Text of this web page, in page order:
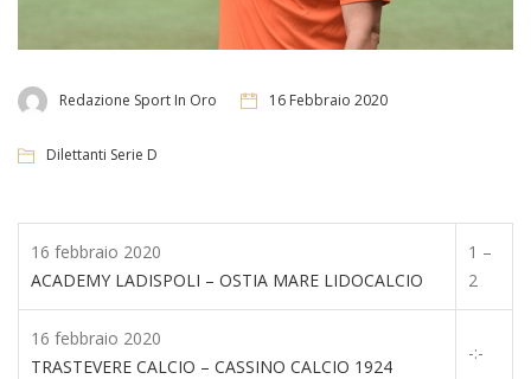
Redazione Sport In Oro 16 Febbraio 2020
Dilettanti Serie D
16 febbraio 2020
ACADEMY LADISPOLI – OSTIA MARE LIDOCALCIO
1 –
2
16 febbraio 2020
TRASTEVERE CALCIO – CASSINO CALCIO 1924
-:-